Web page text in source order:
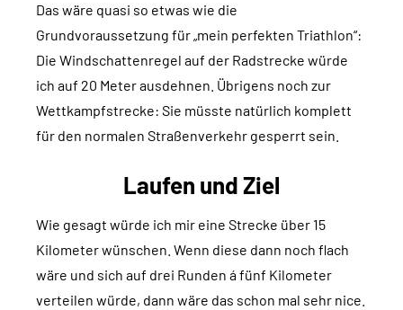
Das wäre quasi so etwas wie die
Grundvoraussetzung für „mein perfekten Triathlon“:
Die Windschattenregel auf der Radstrecke würde
ich auf 20 Meter ausdehnen. Übrigens noch zur
Wettkampfstrecke: Sie müsste natürlich komplett
für den normalen Straßenverkehr gesperrt sein.
Laufen und Ziel
Wie gesagt würde ich mir eine Strecke über 15
Kilometer wünschen. Wenn diese dann noch flach
wäre und sich auf drei Runden á fünf Kilometer
verteilen würde, dann wäre das schon mal sehr nice.